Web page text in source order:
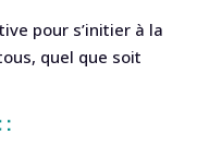
pour s’initier à la
quel que soit
: